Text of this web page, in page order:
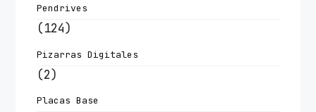
Pendrives
(124)
Pizarras Digitales
(2)
Placas Base